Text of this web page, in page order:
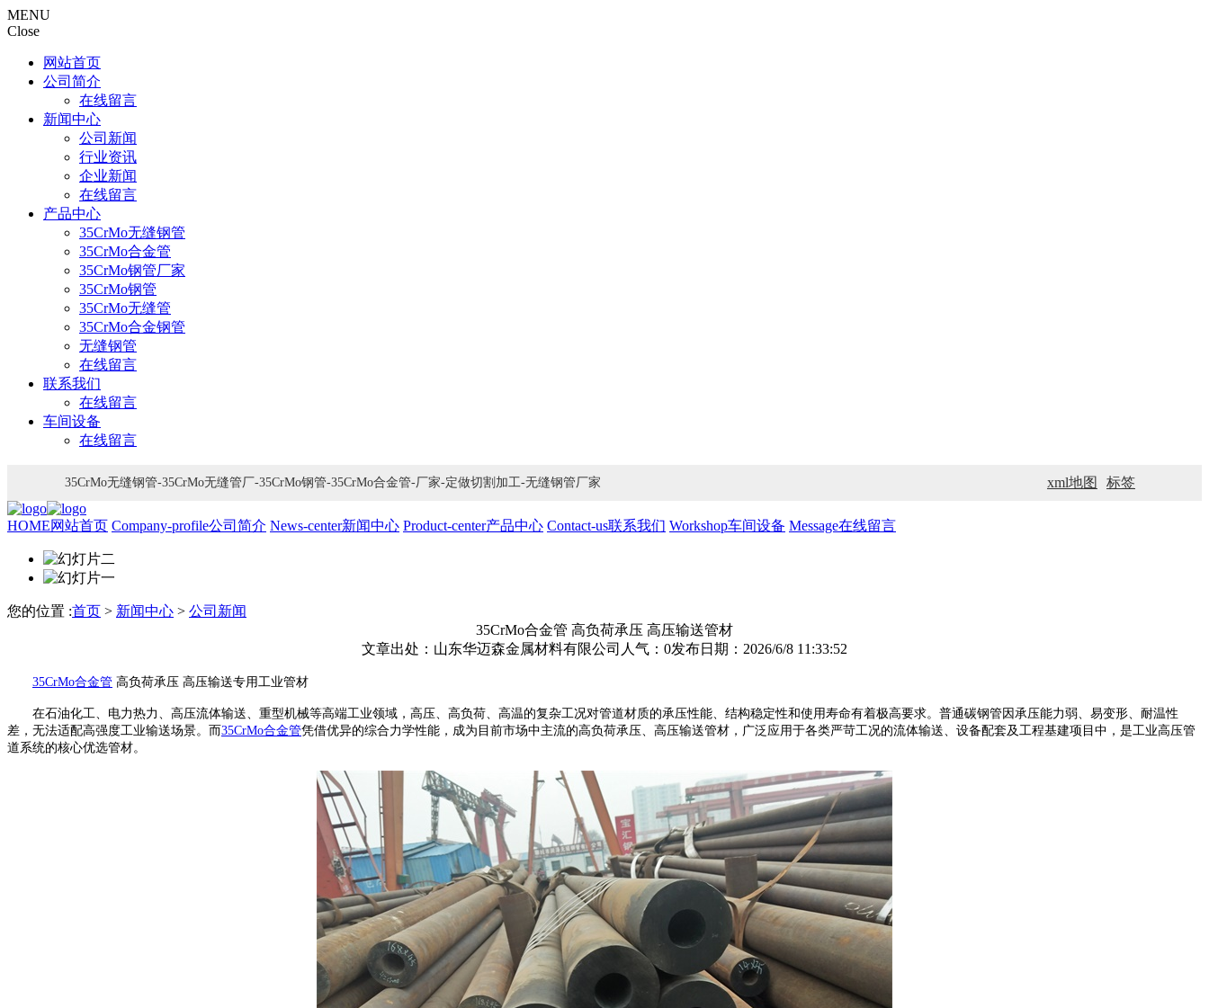
MENU
Close
网站首页
公司简介
在线留言
新闻中心
公司新闻
行业资讯
企业新闻
在线留言
产品中心
35CrMo无缝钢管
35CrMo合金管
35CrMo钢管厂家
35CrMo钢管
35CrMo无缝管
35CrMo合金钢管
无缝钢管
在线留言
联系我们
在线留言
车间设备
在线留言
35CrMo无缝钢管-35CrMo无缝管厂-35CrMo钢管-35CrMo合金管-厂家-定做切割加工-无缝钢管厂家 xml地图 标签
HOME网站首页 Company-profile公司简介 News-center新闻中心 Product-center产品中心 Contact-us联系我们 Workshop车间设备 Message在线留言
您的位置 :首页 > 新闻中心 > 公司新闻
35CrMo合金管 高负荷承压 高压输送管材
文章出处：山东华迈森金属材料有限公司 人气： 0发布日期：2026/6/8 11:33:52
35CrMo合金管 高负荷承压 高压输送专用工业管材
在石油化工、电力热力、高压流体输送、重型机械等高端工业领域，高压、高负荷、高温的复杂工况对管道材质的承压性能、结构稳定性和使用寿命有着极高要求。普通碳钢管因承压能力弱、易变形、耐温性
差，无法适配高强度工业输送场景。而35CrMo合金管凭借优异的综合力学性能，成为目前市场中主流的高负荷承压、高压输送管材，广泛应用于各类严苛工况的流体输送、设备配套及工程基建项目中，是工业高压管
道系统的核心优选管材。